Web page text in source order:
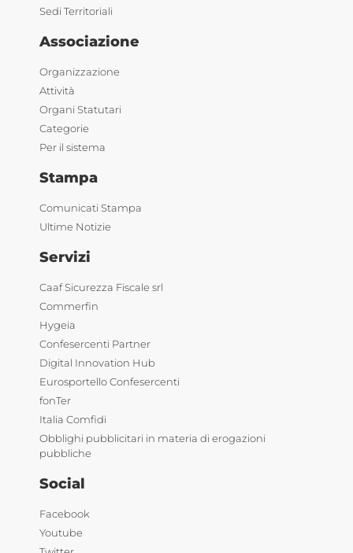
Sedi Territoriali
Associazione
Organizzazione
Attività
Organi Statutari
Categorie
Per il sistema
Stampa
Comunicati Stampa
Ultime Notizie
Servizi
Caaf Sicurezza Fiscale srl
Commerfin
Hygeia
Confesercenti Partner
Digital Innovation Hub
Eurosportello Confesercenti
fonTer
Italia Comfidi
Obblighi pubblicitari in materia di erogazioni
pubbliche
Social
Facebook
Youtube